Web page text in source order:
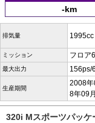
-km
排気量 1995cc
ミッション フロア
最大出力 156ps/
生産期間
2008
8年09月
320i Mスポーツパッケ